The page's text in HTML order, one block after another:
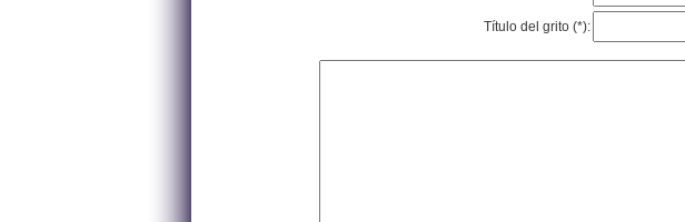
Título del grito (*):